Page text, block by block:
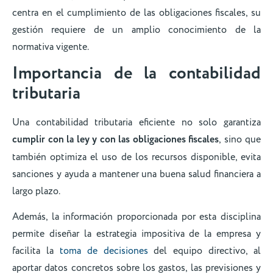
centra en el cumplimiento de las obligaciones fiscales, su
gestión requiere de un amplio conocimiento de la
normativa vigente.
Importancia de la contabilidad
tributaria
Una contabilidad tributaria eficiente no solo garantiza
cumplir con la ley y con las obligaciones fiscales, sino que
también optimiza el uso de los recursos disponible, evita
sanciones y ayuda a mantener una buena salud financiera a
largo plazo.
Además, la información proporcionada por esta disciplina
permite diseñar la estrategia impositiva de la empresa y
facilita la toma de decisionesdel equipo directivo, al
aportar datos concretos sobre los gastos, las previsiones y